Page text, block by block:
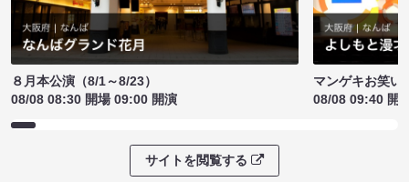
８月本公演（8/1～8/23）
08/08 08:30 開場 09:00 開演
マンゲキお笑い
08/08 09:40 開
サイトを閲覧する